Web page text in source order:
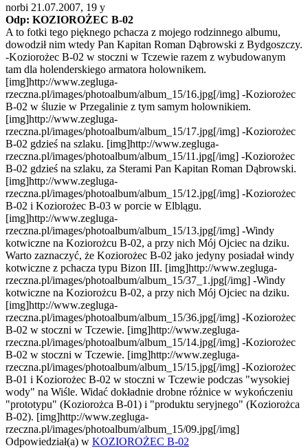
norbi 21.07.2007, 19 y
Odp: KOZIOROŻEC B-02
A to fotki tego pięknego pchacza z mojego rodzinnego albumu,
dowodził nim wtedy Pan Kapitan Roman Dąbrowski z Bydgoszczy.
-Koziorożec B-02 w stoczni w Tczewie razem z wybudowanym
tam dla holenderskiego armatora holownikem.
[img]http://www.zegluga-
rzeczna.pl/images/photoalbum/album_15/16.jpg[/img] -Koziorożec
B-02 w śluzie w Przegalinie z tym samym holownikiem.
[img]http://www.zegluga-
rzeczna.pl/images/photoalbum/album_15/17.jpg[/img] -Koziorożec
B-02 gdzieś na szlaku. [img]http://www.zegluga-
rzeczna.pl/images/photoalbum/album_15/11.jpg[/img] -Koziorożec
B-02 gdzieś na szlaku, za Sterami Pan Kapitan Roman Dąbrowski.
[img]http://www.zegluga-
rzeczna.pl/images/photoalbum/album_15/12.jpg[/img] -Koziorożec
B-02 i Koziorożec B-03 w porcie w Elblągu.
[img]http://www.zegluga-
rzeczna.pl/images/photoalbum/album_15/13.jpg[/img] -Windy
kotwiczne na Koziorożcu B-02, a przy nich Mój Ojciec na dziku.
Warto zaznaczyć, że Koziorożec B-02 jako jedyny posiadał windy
kotwiczne z pchacza typu Bizon III. [img]http://www.zegluga-
rzeczna.pl/images/photoalbum/album_15/37_1.jpg[/img] -Windy
kotwiczne na Koziorożcu B-02, a przy nich Mój Ojciec na dziku.
[img]http://www.zegluga-
rzeczna.pl/images/photoalbum/album_15/36.jpg[/img] -Koziorożec
B-02 w stoczni w Tczewie. [img]http://www.zegluga-
rzeczna.pl/images/photoalbum/album_15/14.jpg[/img] -Koziorożec
B-02 w stoczni w Tczewie. [img]http://www.zegluga-
rzeczna.pl/images/photoalbum/album_15/15.jpg[/img] -Koziorożec
B-01 i Koziorożec B-02 w stoczni w Tczewie podczas "wysokiej
wody" na Wiśle. Widać dokładnie drobne różnice w wykończeniu
"prototypu" (Koziorożca B-01) i "produktu seryjnego" (Koziorożca
B-02). [img]http://www.zegluga-
rzeczna.pl/images/photoalbum/album_15/09.jpg[/img]
Odpowiedział(a) w KOZIOROŻEC B-02